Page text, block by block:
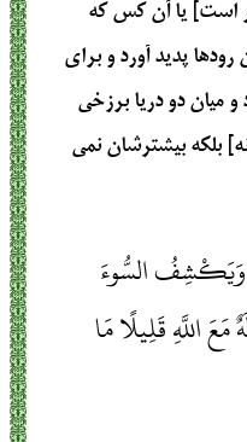
است] يا آن كس كه
پديد آورد و براى
و ميان دو دريا برزخى
بلكه بيشترشان نمى‏
وَيَكْشِفُ السُّوءَ
اللَّهِ قَلِيلًا مَا